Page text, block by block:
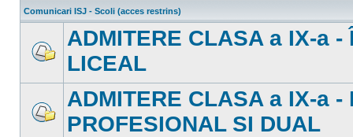
Comunicari ISJ - Scoli (acces restrins)
mesaje
necitite
ADMITERE CLASA a IX-a -
LICEAL
ADMITERE CLASA a IX-a -
PROFESIONAL SI DUAL